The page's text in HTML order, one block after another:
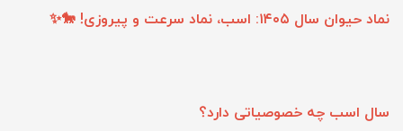
نماد حیوان سال ۱۴۰۵: اسب، نماد سرعت و پیروزی! 🐎✨
سال اسب چه خصوصیاتی دارد؟